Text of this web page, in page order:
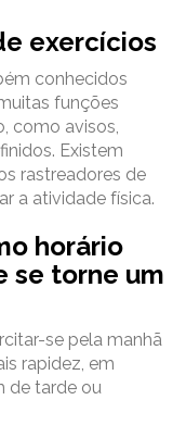
exercícios
conhecidos
funções
como avisos,
Existem
rastreadores de
a atividade física.
horário
se torne um
se pela manhã
rapidez, em
de tarde ou